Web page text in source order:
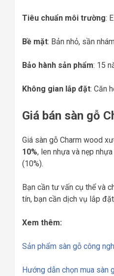
Tiêu chuẩn môi trường:
Bề mặt: Bản nhỏ, sần
Bảo hành sản phẩm: 15
Không gian lắp đặt: Căn
Giá bán sàn gỗ
Giá sàn gỗ Charm wood
10%, len nhựa và nẹp
(10%).
Bạn cần tư vấn cụ thể và
tín, bạn cần dịch vụ lắp
Xem thêm:
Sản phẩm sàn gỗ công
Hướng dẫn chọn mua sàn